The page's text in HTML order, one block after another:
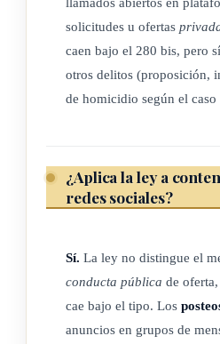
solicitudes u ofertas
caen bajo el 280 bis, pero
otros delitos (proposición,
de homicidio según el caso
¿Aplica la ley a
redes sociales?
Sí. La ley no distingue el
conducta pública de
cae bajo el tipo. Los
anuncios en grupos de